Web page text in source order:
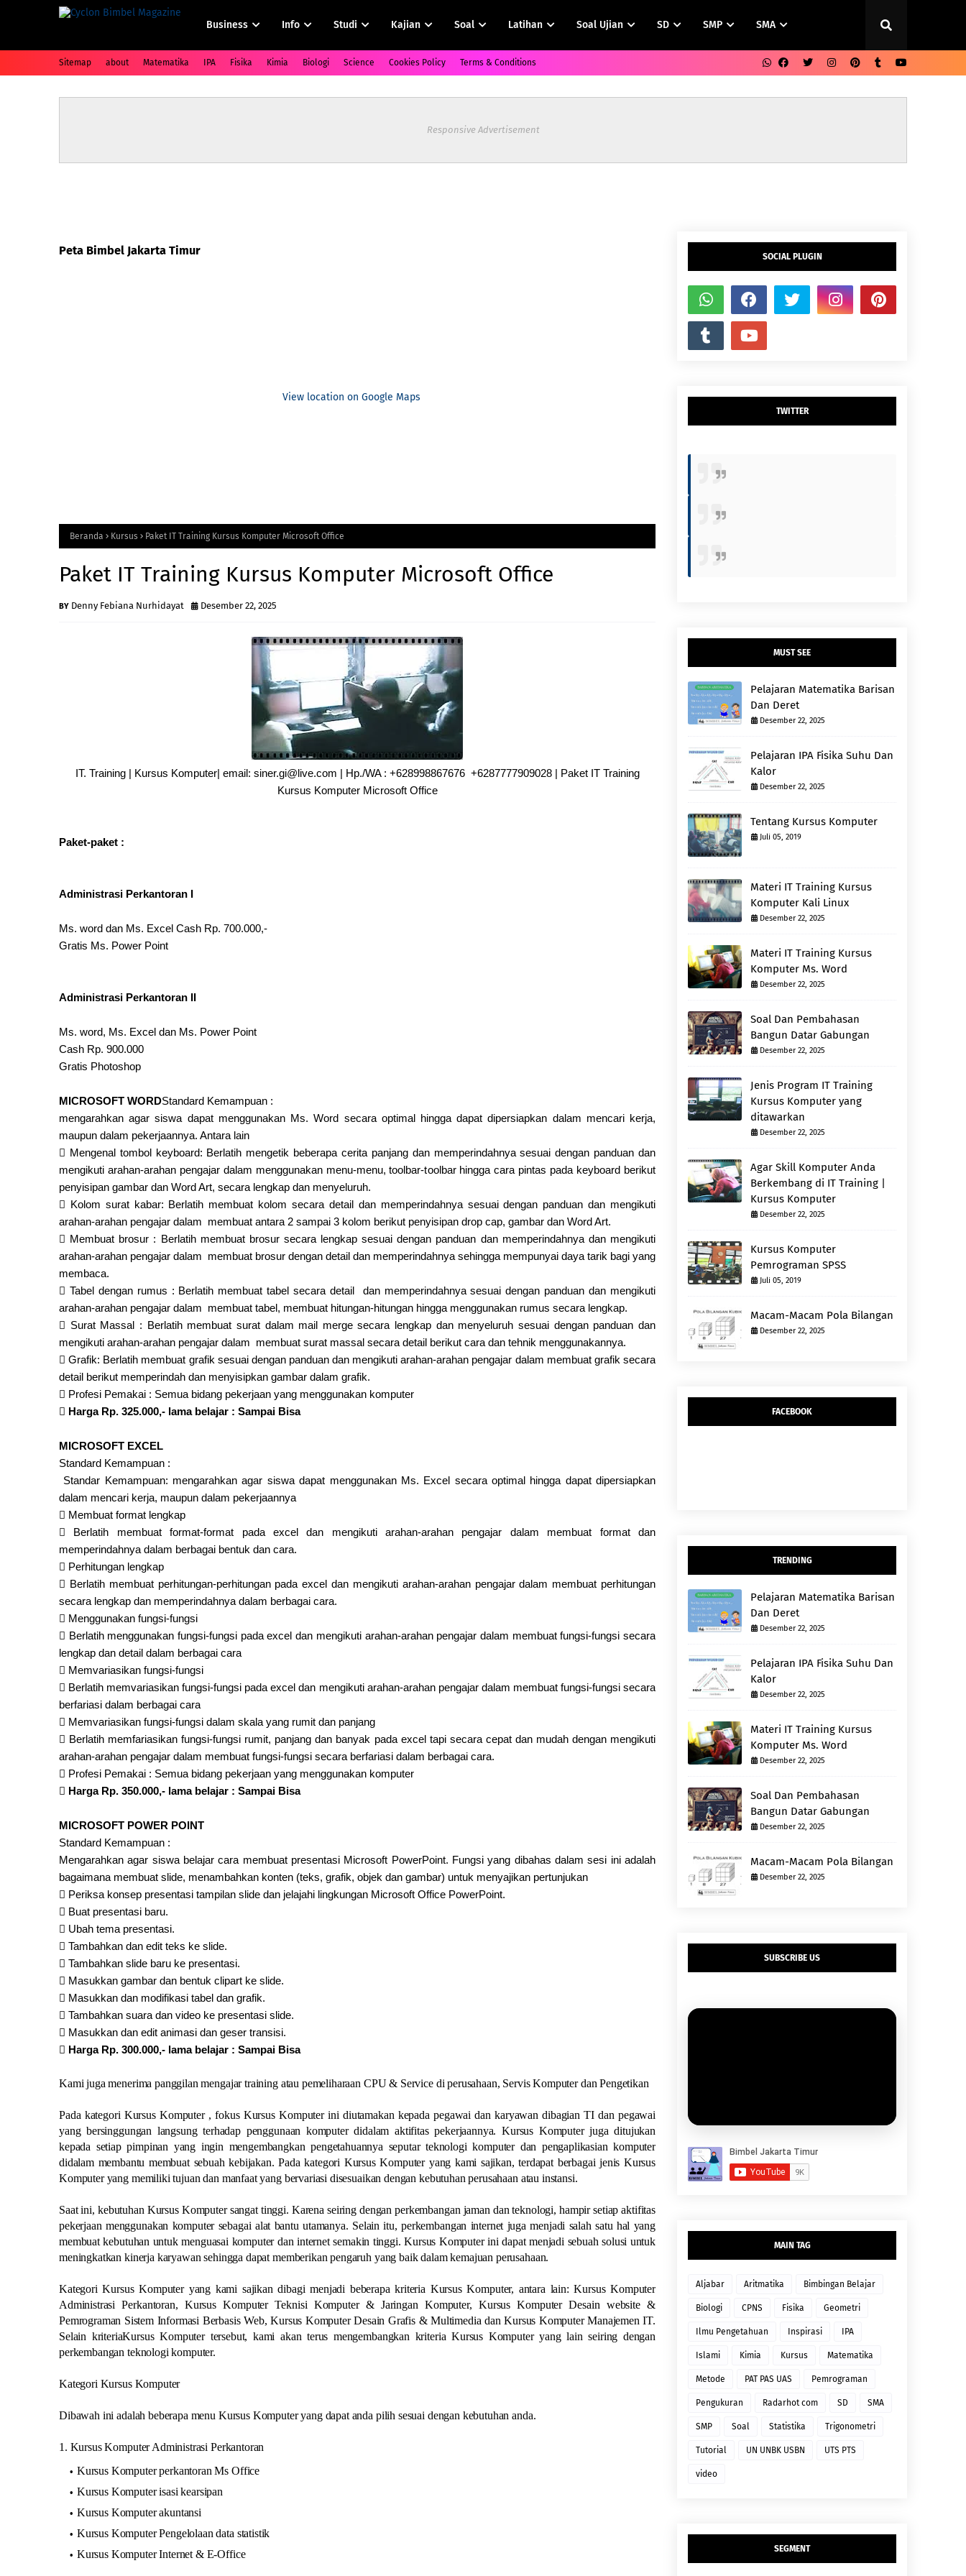
Business Info Studi Kajian Soal Latihan Soal Ujian SD SMP SMA
Sitemap about Matematika IPA Fisika Kimia Biologi Science Cookies Policy Terms & Conditions
Responsive Advertisement
Peta Bimbel Jakarta Timur
View location on Google Maps
Beranda Kursus Paket IT Training Kursus Komputer Microsoft Office
Paket IT Training Kursus Komputer Microsoft Office
Denny Febiana Nurhidayat Desember 22, 2025
IT. Training | Kursus Komputer| email: siner.gi@live.com | Hp./WA : +628998867676 +6287777909028 | Paket IT Training
Kursus Komputer Microsoft Office
Paket-paket :
Administrasi Perkantoran I
Ms. word dan Ms. Excel Cash Rp. 700.000,-
Gratis Ms. Power Point
Administrasi Perkantoran II
Ms. word, Ms. Excel dan Ms. Power Point
Cash Rp. 900.000
Gratis Photoshop
MICROSOFT WORDStandard Kemampuan :
mengarahkan agar siswa dapat menggunakan Ms. Word secara optimal hingga dapat dipersiapkan dalam mencari kerja,
maupun dalam pekerjaannya. Antara lain
 Mengenal tombol keyboard: Berlatih mengetik beberapa cerita panjang dan memperindahnya sesuai dengan panduan dan
mengikuti arahan-arahan pengajar dalam menggunakan menu-menu, toolbar-toolbar hingga cara pintas pada keyboard berikut
penyisipan gambar dan Word Art, secara lengkap dan menyeluruh.
 Kolom surat kabar: Berlatih membuat kolom secara detail dan memperindahnya sesuai dengan panduan dan mengikuti
arahan-arahan pengajar dalam membuat antara 2 sampai 3 kolom berikut penyisipan drop cap, gambar dan Word Art.
 Membuat brosur : Berlatih membuat brosur secara lengkap sesuai dengan panduan dan memperindahnya dan mengikuti
arahan-arahan pengajar dalam membuat brosur dengan detail dan memperindahnya sehingga mempunyai daya tarik bagi yang
membaca.
 Tabel dengan rumus : Berlatih membuat tabel secara detail dan memperindahnya sesuai dengan panduan dan mengikuti
arahan-arahan pengajar dalam membuat tabel, membuat hitungan-hitungan hingga menggunakan rumus secara lengkap.
 Surat Massal : Berlatih membuat surat dalam mail merge secara lengkap dan menyeluruh sesuai dengan panduan dan
mengikuti arahan-arahan pengajar dalam membuat surat massal secara detail berikut cara dan tehnik menggunakannya.
 Grafik: Berlatih membuat grafik sesuai dengan panduan dan mengikuti arahan-arahan pengajar dalam membuat grafik secara
detail berikut memperindah dan menyisipkan gambar dalam grafik.
 Profesi Pemakai : Semua bidang pekerjaan yang menggunakan komputer
 Harga Rp. 325.000,- lama belajar : Sampai Bisa
MICROSOFT EXCEL
Standard Kemampuan :
Standar Kemampuan: mengarahkan agar siswa dapat menggunakan Ms. Excel secara optimal hingga dapat dipersiapkan
dalam mencari kerja, maupun dalam pekerjaannya
 Membuat format lengkap

Berlatih membuat format-format pada excel dan mengikuti arahan-arahan pengajar dalam membuat format dan
memperindahnya dalam berbagai bentuk dan cara.
 Perhitungan lengkap
 Berlatih membuat perhitungan-perhitungan pada excel dan mengikuti arahan-arahan pengajar dalam membuat perhitungan
secara lengkap dan memperindahnya dalam berbagai cara.
 Menggunakan fungsi-fungsi
 Berlatih menggunakan fungsi-fungsi pada excel dan mengikuti arahan-arahan pengajar dalam membuat fungsi-fungsi secara
lengkap dan detail dalam berbagai cara
 Memvariasikan fungsi-fungsi
 Berlatih memvariasikan fungsi-fungsi pada excel dan mengikuti arahan-arahan pengajar dalam membuat fungsi-fungsi secara
berfariasi dalam berbagai cara
 Memvariasikan fungsi-fungsi dalam skala yang rumit dan panjang
 Berlatih memfariasikan fungsi-fungsi rumit, panjang dan banyak pada excel tapi secara cepat dan mudah dengan mengikuti
arahan-arahan pengajar dalam membuat fungsi-fungsi secara berfariasi dalam berbagai cara.
 Profesi Pemakai : Semua bidang pekerjaan yang menggunakan komputer
 Harga Rp. 350.000,- lama belajar : Sampai Bisa
MICROSOFT POWER POINT
Standard Kemampuan :
Mengarahkan agar siswa belajar cara membuat presentasi Microsoft PowerPoint. Fungsi yang dibahas dalam sesi ini adalah
bagaimana membuat slide, menambahkan konten (teks, grafik, objek dan gambar) untuk menyajikan pertunjukan
 Periksa konsep presentasi tampilan slide dan jelajahi lingkungan Microsoft Office PowerPoint.
 Buat presentasi baru.
 Ubah tema presentasi.
 Tambahkan dan edit teks ke slide.
 Tambahkan slide baru ke presentasi.
 Masukkan gambar dan bentuk clipart ke slide.
 Masukkan dan modifikasi tabel dan grafik.
 Tambahkan suara dan video ke presentasi slide.
 Masukkan dan edit animasi dan geser transisi.
 Harga Rp. 300.000,- lama belajar : Sampai Bisa
Kami juga menerima panggilan mengajar training atau pemeliharaan CPU & Service di perusahaan, Servis Komputer dan Pengetikan
Pada kategori Kursus Komputer , fokus Kursus Komputer ini diutamakan kepada pegawai dan karyawan dibagian TI dan pegawai
yang bersinggungan langsung terhadap penggunaan komputer didalam aktifitas pekerjaannya. Kursus Komputer juga ditujukan
kepada setiap pimpinan yang ingin mengembangkan pengetahuannya seputar teknologi komputer dan pengaplikasian komputer
didalam membantu membuat sebuah kebijakan. Pada kategori Kursus Komputer yang kami sajikan, terdapat berbagai jenis Kursus
Komputer yang memiliki tujuan dan manfaat yang bervariasi disesuaikan dengan kebutuhan perusahaan atau instansi.
Saat ini, kebutuhan Kursus Komputer sangat tinggi. Karena seiring dengan perkembangan jaman dan teknologi, hampir setiap aktifitas
pekerjaan menggunakan komputer sebagai alat bantu utamanya. Selain itu, perkembangan internet juga menjadi salah satu hal yang
membuat kebutuhan untuk menguasai komputer dan internet semakin tinggi. Kursus Komputer ini dapat menjadi sebuah solusi untuk
meningkatkan kinerja karyawan sehingga dapat memberikan pengaruh yang baik dalam kemajuan perusahaan.
Kategori Kursus Komputer yang kami sajikan dibagi menjadi beberapa kriteria Kursus Komputer, antara lain: Kursus Komputer
Administrasi Perkantoran, Kursus Komputer Teknisi Komputer & Jaringan Komputer, Kursus Komputer Desain website &
Pemrograman Sistem Informasi Berbasis Web, Kursus Komputer Desain Grafis & Multimedia dan Kursus Komputer Manajemen IT.
Selain kriteriaKursus Komputer tersebut, kami akan terus mengembangkan kriteria Kursus Komputer yang lain seiring dengan
perkembangan teknologi komputer.
Kategori Kursus Komputer
Dibawah ini adalah beberapa menu Kursus Komputer yang dapat anda pilih sesuai dengan kebutuhan anda.
1. Kursus Komputer Administrasi Perkantoran
Kursus Komputer perkantoran Ms Office
Kursus Komputer isasi kearsipan
Kursus Komputer akuntansi
Kursus Komputer Pengelolaan data statistik
Kursus Komputer Internet & E-Office
SOCIAL PLUGIN
TWITTER
MUST SEE
Pelajaran Matematika Barisan
Dan Deret
Desember 22, 2025
Pelajaran IPA Fisika Suhu Dan
Kalor
Desember 22, 2025
Tentang Kursus Komputer
Juli 05, 2019
Materi IT Training Kursus
Komputer Kali Linux
Desember 22, 2025
Materi IT Training Kursus
Komputer Ms. Word
Desember 22, 2025
Soal Dan Pembahasan
Bangun Datar Gabungan
Desember 22, 2025
Jenis Program IT Training
Kursus Komputer yang
ditawarkan
Desember 22, 2025
Agar Skill Komputer Anda
Berkembang di IT Training |
Kursus Komputer
Desember 22, 2025
Kursus Komputer
Pemrograman SPSS
Juli 05, 2019
Macam-Macam Pola Bilangan
Desember 22, 2025
FACEBOOK
TRENDING
Pelajaran Matematika Barisan
Dan Deret
Desember 22, 2025
Pelajaran IPA Fisika Suhu Dan
Kalor
Desember 22, 2025
Materi IT Training Kursus
Komputer Ms. Word
Desember 22, 2025
Soal Dan Pembahasan
Bangun Datar Gabungan
Desember 22, 2025
Macam-Macam Pola Bilangan
Desember 22, 2025
SUBSCRIBE US
MAIN TAG
Aljabar Aritmatika Bimbingan Belajar
Biologi CPNS Fisika Geometri
Ilmu Pengetahuan Inspirasi IPA
Islami Kimia Kursus Matematika
Metode PAT PAS UAS Pemrograman
Pengukuran Radarhot com SD SMA
SMP Soal Statistika Trigonometri
Tutorial UN UNBK USBN UTS PTS
video
SEGMENT